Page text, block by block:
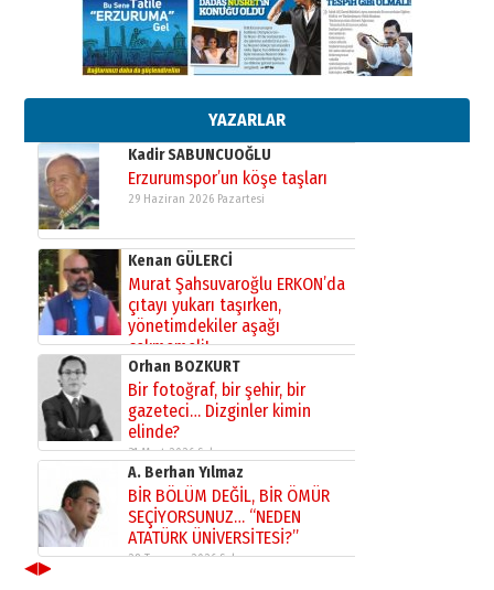
YAZARLAR
13 Mayıs 2026 Çarşamba
Esat BİNDESEN
Başkan Sekmen’den Erzurum’a
bir vizyon proje daha!
02 Ağustos 2026 Pazar
Kadir SABUNCUOĞLU
Erzurumspor’un köşe taşları
29 Haziran 2026 Pazartesi
Kenan GÜLERCİ
Murat Şahsuvaroğlu ERKON’da
çıtayı yukarı taşırken,
yönetimdekiler aşağı
çekmemeli!
17 Şubat 2026 SalıOrhan BOZKURT
Bir fotoğraf, bir şehir, bir
gazeteci… Dizginler kimin
elinde?
31 Mart 2026 Salı
A. Berhan Yılmaz
BİR BÖLÜM DEĞİL, BİR ÖMÜR
SEÇİYORSUNUZ… “NEDEN
ATATÜRK ÜNİVERSİTESİ?”
28 Temmuz 2026 Salı
◀▶